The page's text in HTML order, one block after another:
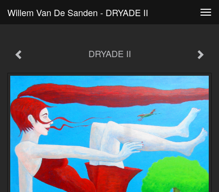
Willem Van De Sanden - DRYADE II
DRYADE II